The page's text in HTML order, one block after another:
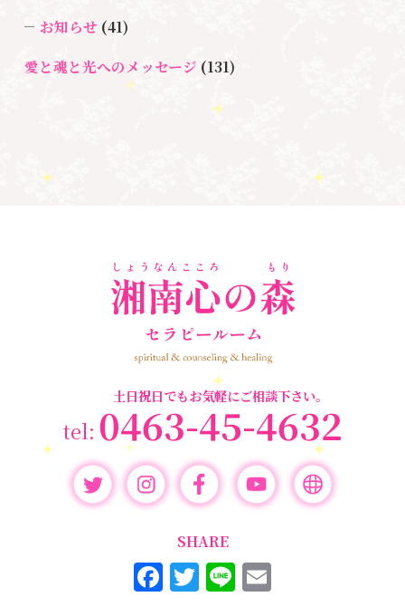
＃宇宙ママももこ
お知らせ (41)
愛と魂と光へのメッセージ (131)
プ)
(72)
勉強会・セミナー(55)
(17)
土日祝日でもお気軽にご相談下さい。
0463-45-4632
SHARE
F
a
T
w
Li
n